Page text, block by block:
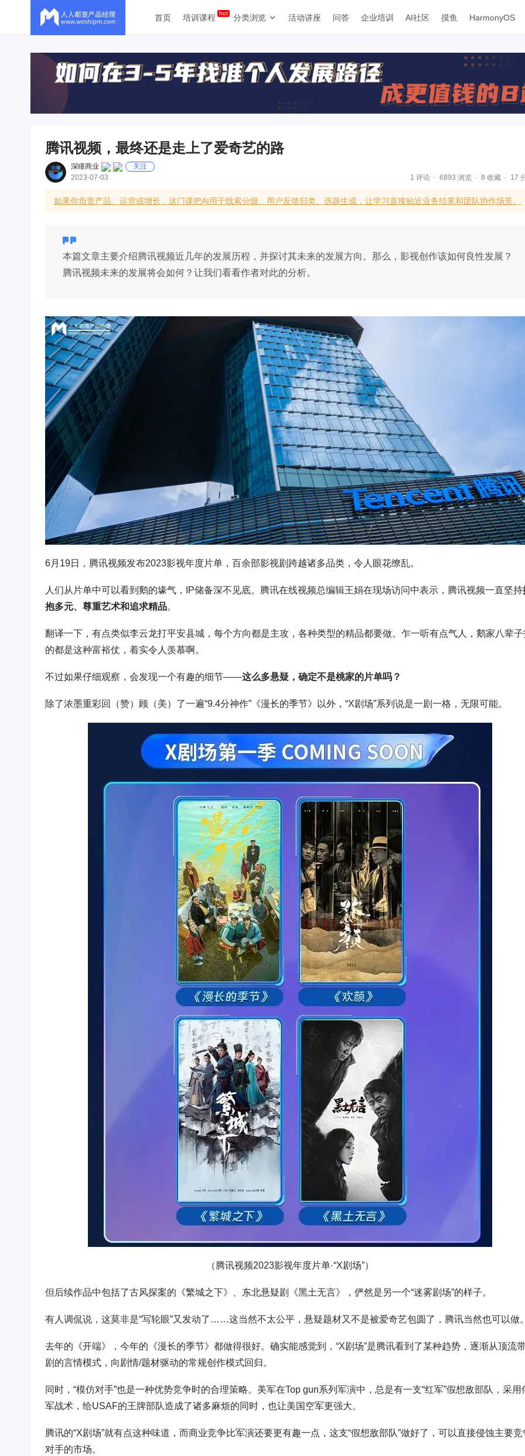
首页 培训课程 分类浏览 活动讲座 问答 企业培训 AI社区 摸鱼 HarmonyOS
腾讯视频，最终还是走上了爱奇艺的路
深瞳商业
关注
2023-07-03
1 评论 6893 浏览 8 收藏 17
如果你负责产品、运营或增长，这门课把AI用于线索分级、用户反馈归类、选题生成，让学习直接贴近业务结果和团队协作场景。
本篇文章主要介绍腾讯视频近几年的发展历程，并探讨其未来的发展方向。那么，影视创作该如何良性发展？
腾讯视频未来的发展将会如何？让我们看看作者对此的分析。
6月19日，腾讯视频发布2023影视年度片单，百余部影视剧跨越诸多品类，令人眼花缭乱。
人们从片单中可以看到鹅的壕气，IP储备深不见底。腾讯在线视频总编辑王娟在现场访问中表示，腾讯视频一直坚持
抱多元、尊重艺术和追求精品。
翻译一下，有点类似李云龙打平安县城，每个方向都是主攻，各种类型的精品都要做。乍一听有点气人，鹅家八辈子
的都是这种富裕仗，着实令人羡慕啊。
不过如果仔细观察，会发现一个有趣的细节——这么多悬疑，确定不是桃家的片单吗？
除了浓墨重彩回（赞）顾（美）了一遍“9.4分神作”《漫长的季节》以外，“X剧场”系列说是一剧一格，无限可能。
（腾讯视频2023影视年度片单·“X剧场”）
但后续作品中包括了古风探案的《繁城之下》、东北悬疑剧《黑土无言》，俨然是另一个“迷雾剧场”的样子。
有人调侃说，这莫非是“写轮眼”又发动了……这当然不太公平，悬疑题材又不是被爱奇艺包圆了，腾讯当然也可以做。
去年的《开端》，今年的《漫长的季节》都做得很好。确实能感觉到，“X剧场”是腾讯看到了某种趋势，逐渐从顶流
剧的言情模式，向剧情/题材驱动的常规创作模式回归。
同时，“模仿对手”也是一种优势竞争时的合理策略。美军在Top gun系列军演中，总是有一支“红军”假想敌部队，采用
军战术，给USAF的王牌部队造成了诸多麻烦的同时，也让美国空军更强大。
腾讯的“X剧场”就有点这种味道，而商业竞争比军演还要更有趣一点，这支“假想敌部队”做好了，可以直接侵蚀主要竞
对手的市场。